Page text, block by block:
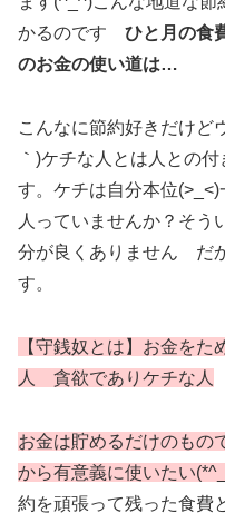
かるのです ひと月の食
のお金の使い道は…
こんなに節約好きだけど
｀)ケチな人とは人との
す。ケチは自分本位
人っていませんか？そう
分が良くありません だ
す。
【守銭奴とは】お金を
人 貪欲でありケチな人
お金は貯めるだけのもの
から有意義に使いたい
約を頑張って残った食費